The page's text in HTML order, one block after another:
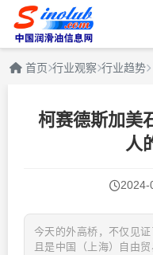
首页 行业观察 行业趋势
柯赛德斯加美
人
2024-
今天的外高桥，不仅见
且是中国（上海）自由